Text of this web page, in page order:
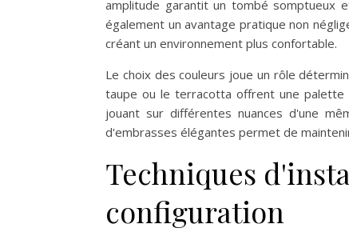
amplitude garantit un tombé somptueux
également un avantage pratique non
créant un environnement plus confortable.
Le choix des couleurs joue un rôle
taupe ou le terracotta offrent une palette
jouant sur différentes nuances d'une
d'embrasses élégantes permet de
Techniques
configuration